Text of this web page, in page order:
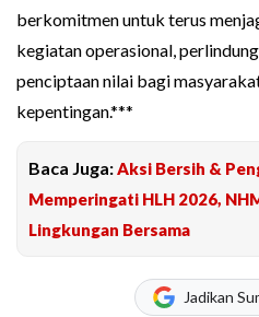
berkomitmen untuk terus
kegiatan operasional,
penciptaan nilai bagi
kepentingan.***
Baca Juga: Aksi Bersih &
Memperingati HLH 2026,
Lingkungan Bersama
Jadikan